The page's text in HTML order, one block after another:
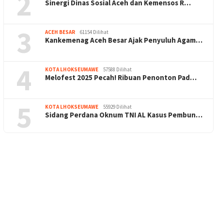
Sinergi Dinas Sosial Aceh dan Kemensos R…
3 ACEH BESAR 61154 Dilihat
Kankemenag Aceh Besar Ajak Penyuluh Agam…
4 KOTA LHOKSEUMAWE 57588 Dilihat
Melofest 2025 Pecah! Ribuan Penonton Pad…
5 KOTA LHOKSEUMAWE 55929 Dilihat
Sidang Perdana Oknum TNI AL Kasus Pembun…